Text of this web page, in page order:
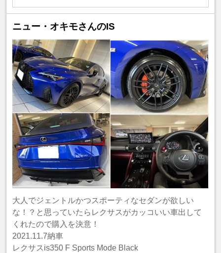
ニュー・オキモさんのIS
大人でジェントルかつスポーティなセダンが欲しい
な！？と思っていたらレクサスがカッコいい車出して
くれたので購入を決意！
2021.11.7納車
レクサスis350 F Sports Mode Black